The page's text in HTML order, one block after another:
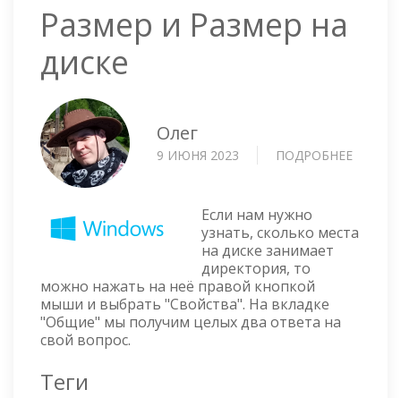
Размер и Размер на
диске
Олег
9 ИЮНЯ 2023 ПОДРОБНЕЕ
НА
Если нам нужно
узнать, сколько места
на диске занимает
директория, то
можно нажать на неё правой кнопкой
мыши и выбрать "Свойства". На вкладке
"Общие" мы получим целых два ответа на
свой вопрос.
Теги